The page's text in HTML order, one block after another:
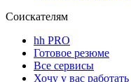
Соискателям
hh PRO
Готовое резюме
Все сервисы
Хочу у вас работать